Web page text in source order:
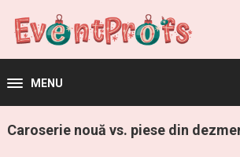
MENU
Caroserie nouă vs. piese din